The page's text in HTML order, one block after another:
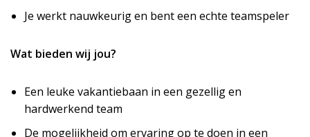
Je werkt nauwkeurig en bent een echte teamspeler
Wat bieden wij jou?
Een leuke vakantiebaan in een gezellig en
hardwerkend team
De mogelijkheid om ervaring op te doen in een